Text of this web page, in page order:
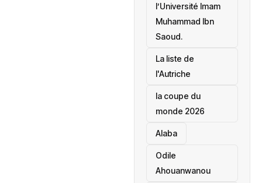
l’Université Imam
Muhammad Ibn
Saoud.
‎La liste de
l'Autriche
la coupe du
monde 2026
Alaba
Odile
Ahouanwanou